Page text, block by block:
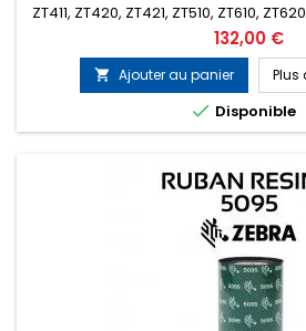
ZT411, ZT420, ZT421, ZT510, ZT610,
Pax4, 170 Pax4, 110Xi4, 140Xi4,
Extérieur Conditionnement : Boîte
Prix
132,00 €
 Ajouter au panier Plus
 Disponible